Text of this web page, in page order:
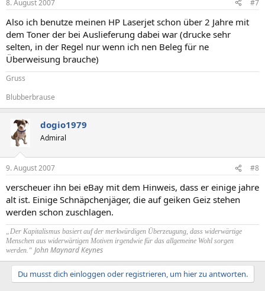
8. August 2007 #7
Also ich benutze meinen HP Laserjet schon über 2 Jahre mit
dem Toner der bei Auslieferung dabei war (drucke sehr
selten, in der Regel nur wenn ich nen Beleg für ne
Überweisung brauche)
Gruss
Blubberbrause
dogio1979
Admiral
9. August 2007 #8
verscheuer ihn bei eBay mit dem Hinweis, dass er einige jahre
alt ist. Einige Schnäpchenjäger, die auf geiken Geiz stehen
werden schon zuschlagen.
„Der Kapitalismus basiert auf der merkwürdigen Überzeugung, dass widerwärtige
Menschen aus widerwärtigen Motiven irgendwie für das allgemeine Wohl sorgen
werden.“ John Maynard Keynes
Du musst dich einloggen oder registrieren, um hier zu antworten.